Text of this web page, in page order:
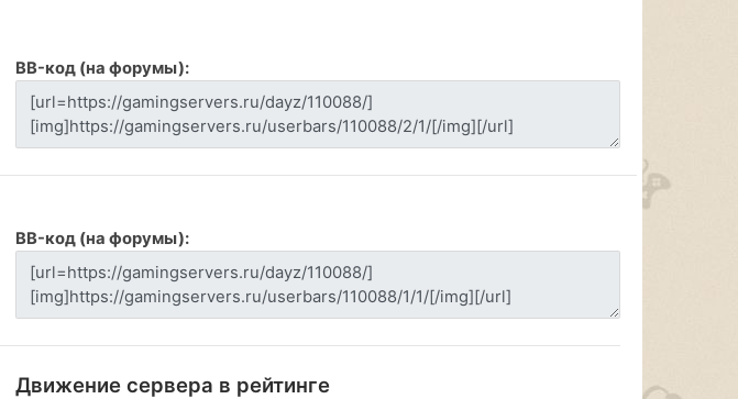
BB-код (на форумы):
BB-код (на форумы):
Движение сервера в рейтинге